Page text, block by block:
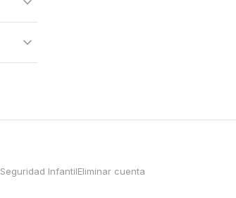
Seguridad InfantilEliminar cuenta